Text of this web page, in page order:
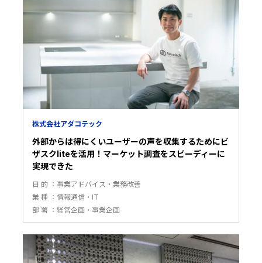
株式会社アダコテック
外部からは得にくいユーザーの声を収集するためにビ
ザスクliteを活用！マーケット調査をスピーディーに
実現できた
目 的
事業アドバイス・業務改善
業 種
情報通信・IT
部 署
経営企画・事業企画